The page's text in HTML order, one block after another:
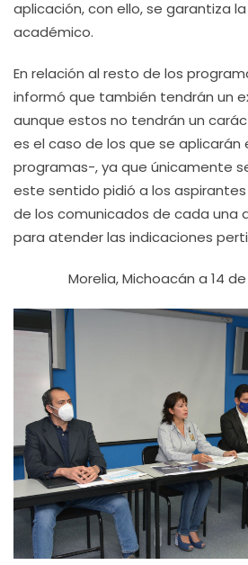
aplicación, con ello, se garantiza
académico.
En relación al resto de los
informó que también tendrán un
aunque estos no tendrán un
es el caso de los que se aplicarán
programas-, ya que únicamente
este sentido pidió a los
de los comunicados de cada una
para atender las indicaciones
Morelia, Michoacán a 14 de